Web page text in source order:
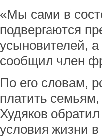
«Мы сами в
подвергаются
усыновителей,
сообщил член
По его словам,
платить
Худяков
условия жизни